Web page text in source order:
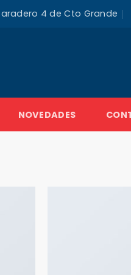
4 de Cto Grande
NOVEDADES